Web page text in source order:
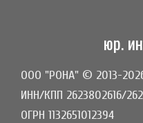
юр.
ООО "РОНА" © 2013-
ИНН/КПП 2623802616/
ОГРН 1132651012394